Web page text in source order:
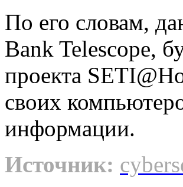
По его словам,
Bank Telescope,
проекта
своих
информации.
Источник: